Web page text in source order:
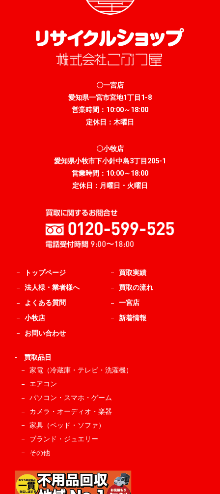
〇一宮店
愛知県一宮市宮地1丁目1-8
営業時間：10:00～18:00
定休日：木曜日
〇小牧店
愛知県小牧市下小針中島3丁目205-1
営業時間：10:00～18:00
定休日：月曜日・火曜日
トップページ
買取実績
法人様・業者様へ
買取の流れ
よくある質問
一宮店
小牧店
新着情報
お問い合わせ
- 買取品目
家電（冷蔵庫・テレビ・洗濯機）
エアコン
パソコン・スマホ・ゲーム
カメラ・オーディオ・楽器
家具（ベッド・ソファ）
ブランド・ジュエリー
その他